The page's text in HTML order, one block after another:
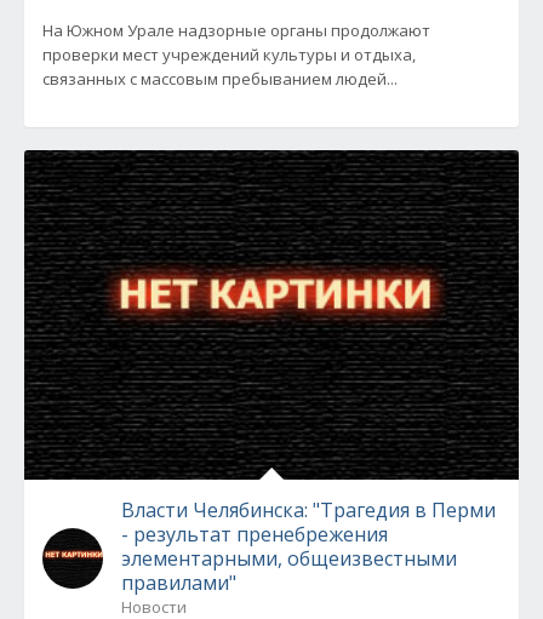
На Южном Урале надзорные органы продолжают
проверки мест учреждений культуры и отдыха,
связанных с массовым пребыванием людей...
Власти Челябинска: "Трагедия в Перми
- результат пренебрежения
элементарными, общеизвестными
правилами"
Новости